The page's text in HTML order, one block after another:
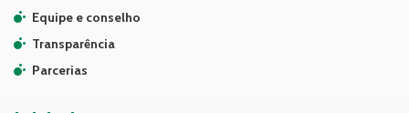
Equipe e conselho
Transparência
Parcerias